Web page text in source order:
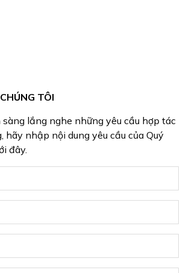
TÔI
lắng nghe những yêu cầu hợp tác
hãy nhập nội dung yêu cầu của Quý
đây.